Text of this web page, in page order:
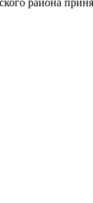
района